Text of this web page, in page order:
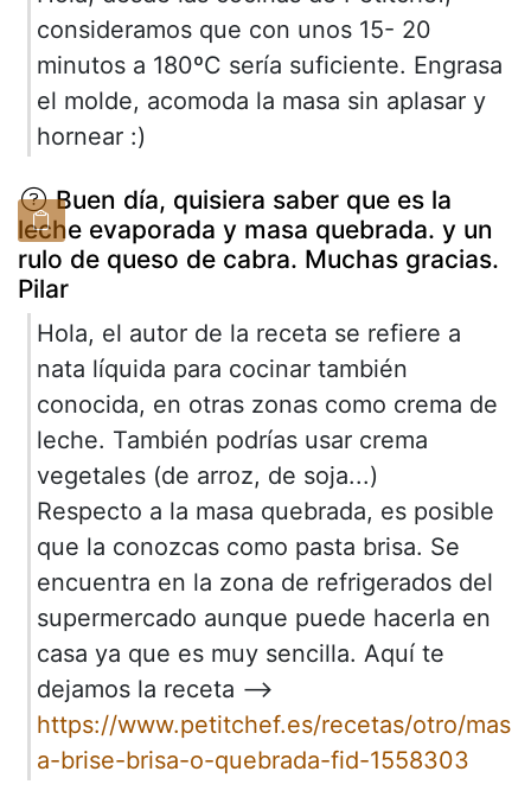
consideramos que con unos 15- 20
minutos a 180ºC sería suficiente. Engrasa
el molde, acomoda la masa sin aplasar y
hornear :)
Buen día, quisiera saber que es la
leche evaporada y masa quebrada. y un
rulo de queso de cabra. Muchas gracias.
Pilar
Hola, el autor de la receta se refiere a
nata líquida para cocinar también
conocida, en otras zonas como crema de
leche. También podrías usar crema
vegetales (de arroz, de soja...)
Respecto a la masa quebrada, es posible
que la conozcas como pasta brisa. Se
encuentra en la zona de refrigerados del
supermercado aunque puede hacerla en
casa ya que es muy sencilla. Aquí te
dejamos la receta -->
https://www.petitchef.es/recetas/otro/mas
a-brise-brisa-o-quebrada-fid-1558303